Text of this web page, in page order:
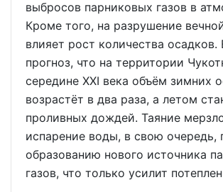
выбросов парниковых газов в
Кроме того, на разрушение
влияет рост количества осадков.
прогноз, что на территории
середине XXI века объём зимних
возрастёт в два раза, а летом
проливных дождей. Таяние
испарение воды, в свою очередь,
образованию нового источника
газов, что только усилит